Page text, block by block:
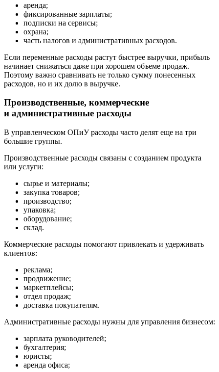
аренда;
фиксированные зарплаты;
подписки на сервисы;
охрана;
часть налогов и административных расходов.
Если переменные расходы растут быстрее выручки, прибыль
начинает снижаться даже при хорошем объеме продаж.
Поэтому важно сравнивать не только сумму понесенных
расходов, но и их долю в выручке.
Производственные, коммерческие
и административные расходы
В управленческом ОПиУ расходы часто делят еще на три
большие группы.
Производственные расходы связаны с созданием продукта
или услуги:
сырье и материалы;
закупка товаров;
производство;
упаковка;
оборудование;
склад.
Коммерческие расходы помогают привлекать и удерживать
клиентов:
реклама;
продвижение;
маркетплейсы;
отдел продаж;
доставка покупателям.
Административные расходы нужны для управления бизнесом:
зарплата руководителей;
бухгалтерия;
юристы;
аренда офиса;